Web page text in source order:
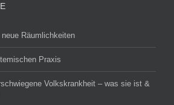
Räumlichkeiten
Praxis
Volkskrankheit – was sie ist &